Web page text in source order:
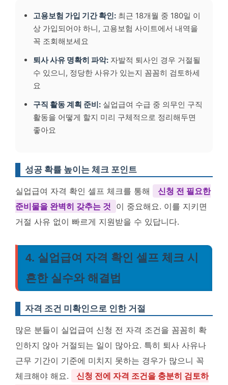
고용보험 가입 기간 확인: 최근 18개월 중 180일 이
상 가입되어야 하니, 고용보험 사이트에서 내역을
꼭 조회해보세요
퇴사 사유 명확히 파악: 자발적 퇴사인 경우 거절될
수 있으니, 정당한 사유가 있는지 꼼꼼히 검토하세
요
구직 활동 계획 준비: 실업급여 수급 중 의무인 구직
활동을 어떻게 할지 미리 구체적으로 정리해두면
좋아요
성공 확률 높이는 체크 포인트
실업급여 자격 확인 셀프 체크를 통해
신청 전 필요한
준비물을 완벽히 갖추는 것 이 중요해요. 이를 지키면
거절 사유 없이 빠르게 지원받을 수 있답니다.
4. 실업급여 자격 확인 셀프 체크 시
흔한 실수와 해결법
자격 조건 미확인으로 인한 거절
많은 분들이 실업급여 신청 전 자격 조건을 꼼꼼히 확
인하지 않아 거절되는 일이 많아요. 특히 퇴사 사유나
근무 기간이 기준에 미치지 못하는 경우가 많으니 꼭
체크해야 해요.
신청 전에 자격 조건을 충분히 검토하